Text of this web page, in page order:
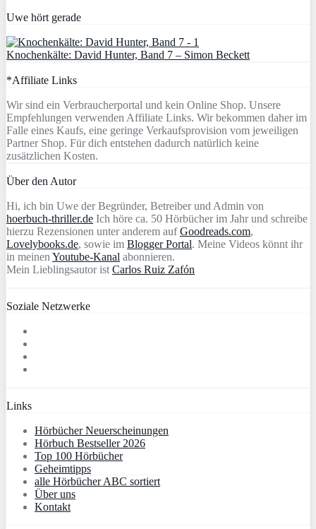
Uwe hört gerade
Knochenkälte: David Hunter, Band 7 – Simon Beckett
*Affiliate Links
Wir sind ein Verbraucherportal und kein Online Shop. Unsere
Empfehlungen verwenden Affiliate Links. Wir bekommen daher im
Falle eines Kaufs, eine geringe Verkaufsprovision vom jeweiligen
Partner Shop. Für dich entstehen dadurch natürlich keine
zusätzlichen Kosten.
Über den Autor
Hi, ich bin Uwe der Begründer, Betreiber und Admin von
hoerbuch-thriller.de Ich höre ca. 50 Hörbücher im Jahr und schreibe
hierzu Rezensionen unter anderem aufGoodreads.com,
Lovelybooks.de, sowie im Blogger Portal. Meine Videos könnt ihr
in meinen Youtube-Kanal abonnieren.
Mein Lieblingsautor ist Carlos Ruiz Zafón
Soziale Netzwerke
Links
Hörbücher Neuerscheinungen
Hörbuch Bestseller 2026
Top 100 Hörbücher
Geheimtipps
alle Hörbücher ABC sortiert
Über uns
Kontakt